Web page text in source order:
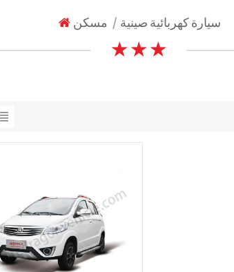
مسكن | سيارة كهربائية صينية
★ ★ ★